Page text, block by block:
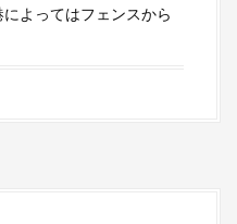
よってはフェンスから